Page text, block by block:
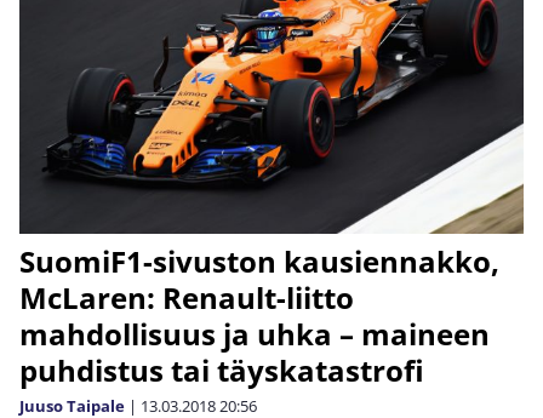
SuomiF1-sivuston kausiennakko,
McLaren: Renault-liitto
mahdollisuus ja uhka – maineen
puhdistus tai täyskatastrofi
Juuso Taipale | 13.03.201820:56